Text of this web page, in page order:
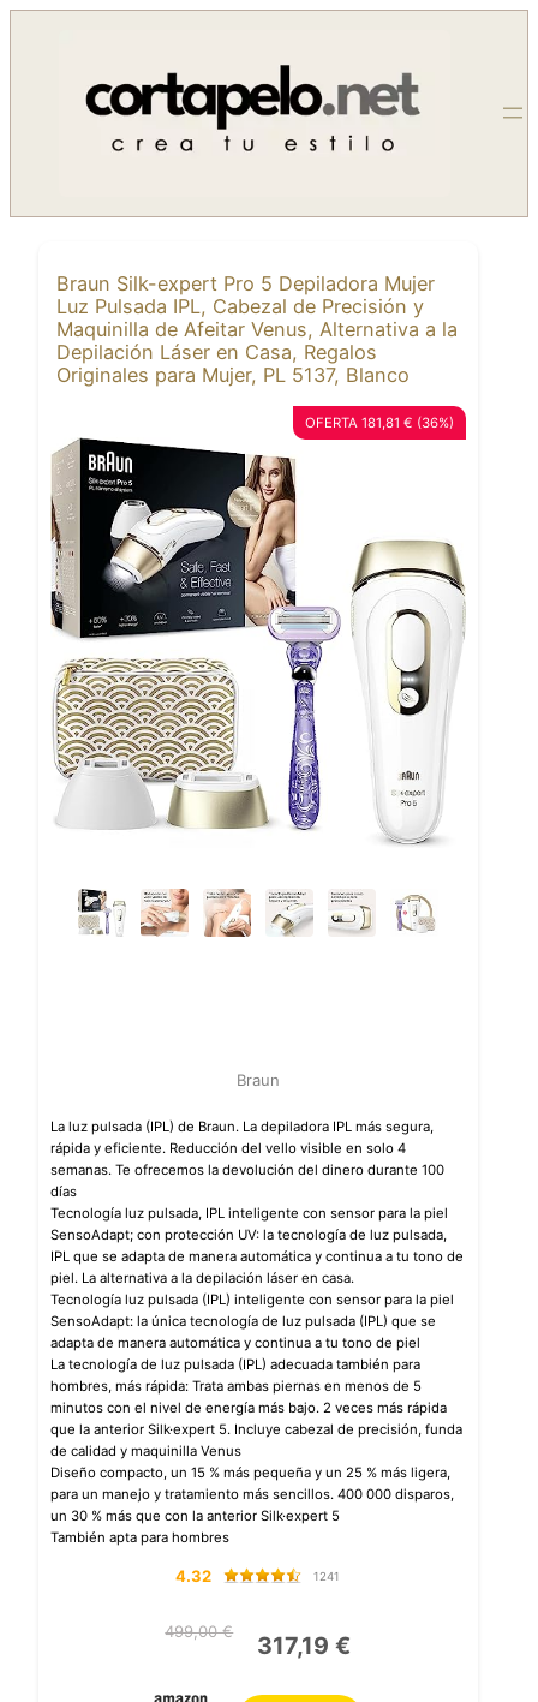
contenido
Braun Silk-expert Pro 5 Depiladora Mujer
Luz Pulsada IPL, Cabezal de Precisión y
Maquinilla de Afeitar Venus, Alternativa a la
Depilación Láser en Casa, Regalos
Originales para Mujer, PL 5137, Blanco
OFERTA 181,81 € (36%)
Braun
La luz pulsada (IPL) de Braun. La depiladora IPL más segura,
rápida y eficiente. Reducción del vello visible en solo 4
semanas. Te ofrecemos la devolución del dinero durante 100
días
Tecnología luz pulsada, IPL inteligente con sensor para la piel
SensoAdapt; con protección UV: la tecnología de luz pulsada,
IPL que se adapta de manera automática y continua a tu tono de
piel. La alternativa a la depilación láser en casa.
Tecnología luz pulsada (IPL) inteligente con sensor para la piel
SensoAdapt: la única tecnología de luz pulsada (IPL) que se
adapta de manera automática y continua a tu tono de piel
La tecnología de luz pulsada (IPL) adecuada también para
hombres, más rápida: Trata ambas piernas en menos de 5
minutos con el nivel de energía más bajo. 2 veces más rápida
que la anterior Silk·expert 5. Incluye cabezal de precisión, funda
de calidad y maquinilla Venus
Diseño compacto, un 15 % más pequeña y un 25 % más ligera,
para un manejo y tratamiento más sencillos. 400 000 disparos,
un 30 % más que con la anterior Silk·expert 5
También apta para hombres
4.32 1241
499,00 € 317,19 €